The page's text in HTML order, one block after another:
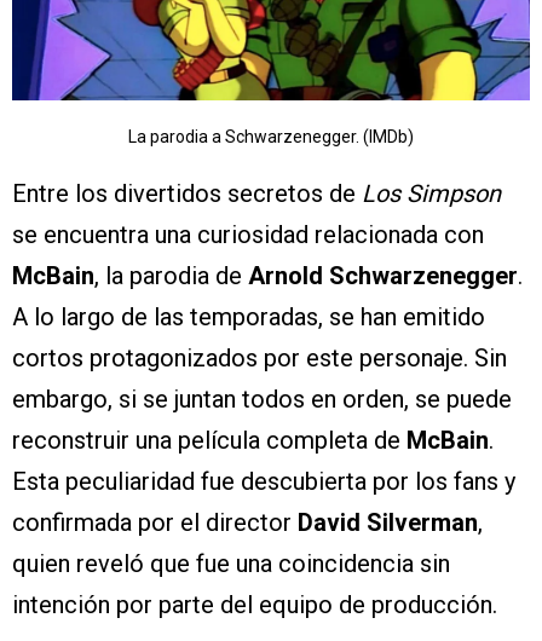
La parodia a Schwarzenegger. (IMDb)
Entre los divertidos secretos de Los Simpson
se encuentra una curiosidad relacionada con
McBain, la parodia de Arnold Schwarzenegger.
A lo largo de las temporadas, se han emitido
cortos protagonizados por este personaje. Sin
embargo, si se juntan todos en orden, se puede
reconstruir una película completa de McBain.
Esta peculiaridad fue descubierta por los fans y
confirmada por el director David Silverman,
quien reveló que fue una coincidencia sin
intención por parte del equipo de producción.